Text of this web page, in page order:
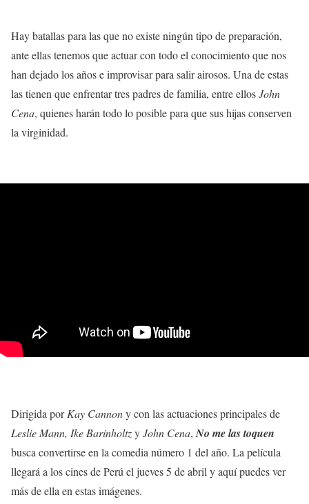
Hay batallas para las que no existe ningún tipo de preparación,
ante ellas tenemos que actuar con todo el conocimiento que nos
han dejado los años e improvisar para salir airosos. Una de estas
las tienen que enfrentar tres padres de familia, entre ellosJohn
Cena, quienes harán todo lo posible para que sus hijas conserven
la virginidad.
Dirigida porKay Cannony con las actuaciones principales de
Leslie Mann, Ike BarinholtzyJohn Cena, No me las toquen
busca convertirse en la comedia número 1 del año. La película
llegará a los cines de Perú el jueves 5 de abril y aquí puedes ver
más de ella en estas imágenes.